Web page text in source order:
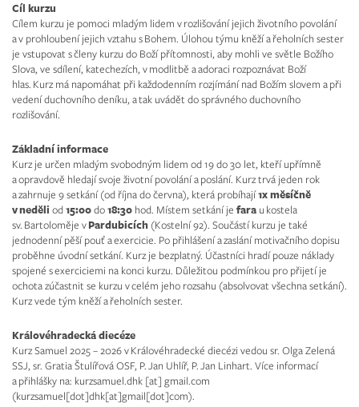
Cíl kurzu
Cílem kurzu je pomoci mladým lidem v rozlišování jejich životního povolání
a v prohloubení jejich vztahu s Bohem. Úlohou týmu kněží a řeholních sester
je vstupovat s členy kurzu do Boží přítomnosti, aby mohli ve světle Božího
Slova, ve sdílení, katechezích, v modlitbě a adoraci rozpoznávat Boží
hlas. Kurz má napomáhat při každodenním rozjímání nad Božím slovem a při
vedení duchovního deníku, a tak uvádět do správného duchovního
rozlišování.
Základní informace
Kurz je určen mladým svobodným lidem od 19 do 30 let, kteří upřímně
a opravdově hledají svoje životní povolání a poslání. Kurz trvá jeden rok
a zahrnuje 9 setkání (od října do června), která probíhají1x měsíčně
v neděli od15:00do18:30 hod. Místem setkání je fara u kostela
sv. Bartoloměje vPardubicích (Kostelní 92). Součástí kurzu je také
jednodenní pěší pouť a exercicie. Po přihlášení a zaslání motivačního dopisu
proběhne úvodní setkání. Kurz je bezplatný. Účastníci hradí pouze náklady
spojené s exerciciemi na konci kurzu. Důležitou podmínkou pro přijetí je
ochota zúčastnit se kurzu v celém jeho rozsahu (absolvovat všechna setkání).
Kurz vede tým kněží a řeholních sester.
Královéhradecká diecéze
Kurz Samuel 2025 – 2026 v Královéhradecké diecézi vedou sr. Olga Zelená
SSJ, sr. Gratia Štulířová OSF, P. Jan Uhlíř, P. Jan Linhart. Více informací
a přihlášky na: kurzsamuel.dhk [at] gmail.com
(kurzsamuel[dot]dhk[at]gmail[dot]com).